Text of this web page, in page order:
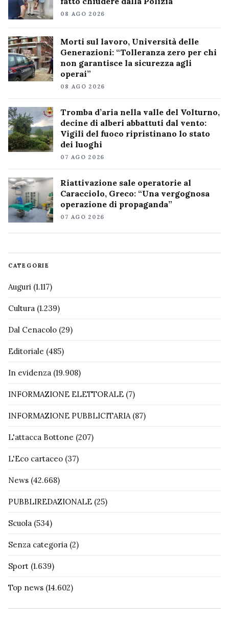
08 AGO 2026
Morti sul lavoro, Università delle
Generazioni: “Tolleranza zero per chi
non garantisce la sicurezza agli
operai”
08 AGO 2026
Tromba d’aria nella valle del Volturno,
decine di alberi abbattuti dal vento:
Vigili del fuoco ripristinano lo stato
dei luoghi
07 AGO 2026
Riattivazione sale operatorie al
Caracciolo, Greco: “Una vergognosa
operazione di propaganda”
07 AGO 2026
CATEGORIE
Auguri (1.117)
Cultura (1.239)
Dal Cenacolo (29)
Editoriale (485)
In evidenza (19.908)
INFORMAZIONE ELETTORALE (7)
INFORMAZIONE PUBBLICITARIA (87)
L'attacca Bottone (207)
L'Eco cartaceo (37)
News (42.668)
PUBBLIREDAZIONALE (25)
Scuola (534)
Senza categoria (2)
Sport (1.639)
Top news (14.602)